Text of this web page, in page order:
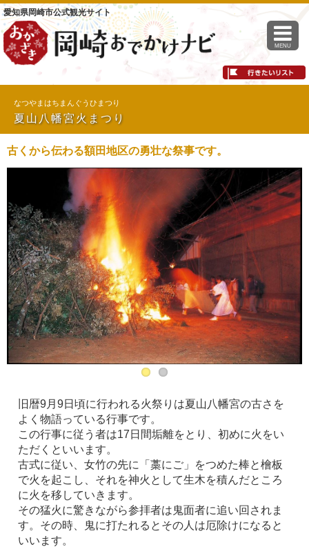
愛知県岡崎市公式観光サイト
MENU
なつやまはちまんぐうひまつり
夏山八幡宮火まつり
古くから伝わる額田地区の勇壮な祭事です。
旧暦9月9日頃に行われる火祭りは夏山八幡宮の古さを
よく物語っている行事です。
この行事に従う者は17日間垢離をとり、初めに火をい
ただくといいます。
古式に従い、女竹の先に「藁にご」をつめた棒と檜板
で火を起こし、それを神火として生木を積んだところ
に火を移していきます。
その猛火に驚きながら参拝者は鬼面者に追い回されま
す。その時、鬼に打たれるとその人は厄除けになると
いいます。